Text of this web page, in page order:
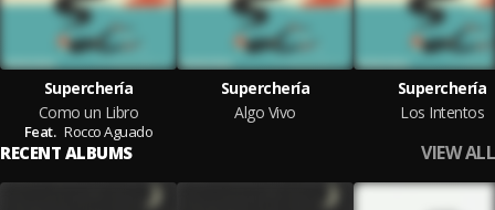
Superchería
Como un Libro
Feat. Rocco Aguado
Superchería
Algo Vivo
Superchería
Los Intentos
RECENT ALBUMS VIEW ALL